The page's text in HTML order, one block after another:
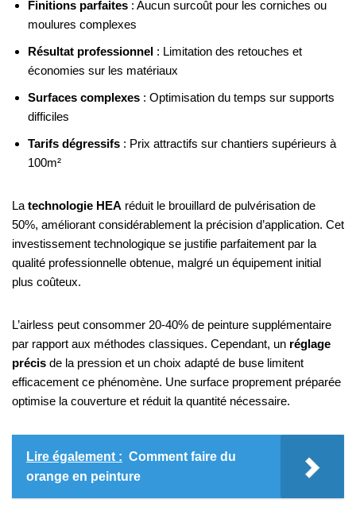
Finitions parfaites : Aucun surcoût pour les corniches ou
moulures complexes
Résultat professionnel : Limitation des retouches et
économies sur les matériaux
Surfaces complexes : Optimisation du temps sur supports
difficiles
Tarifs dégressifs : Prix attractifs sur chantiers supérieurs à
100m²
La technologie HEA réduit le brouillard de pulvérisation de
50%, améliorant considérablement la précision d’application. Cet
investissement technologique se justifie parfaitement par la
qualité professionnelle obtenue, malgré un équipement initial
plus coûteux.
L’airless peut consommer 20-40% de peinture supplémentaire
par rapport aux méthodes classiques. Cependant, un réglage
précis de la pression et un choix adapté de buse limitent
efficacement ce phénomène. Une surface proprement préparée
optimise la couverture et réduit la quantité nécessaire.
Lire également : Comment faire du
orange en peinture